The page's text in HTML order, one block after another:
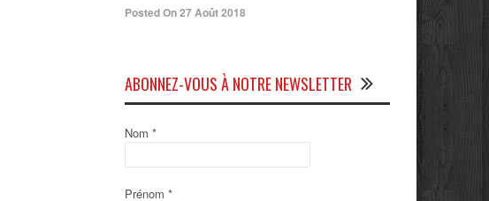
Posted On 27 Août 2018
ABONNEZ-VOUS À NOTRE NEWSLETTER
Nom *
Prénom *